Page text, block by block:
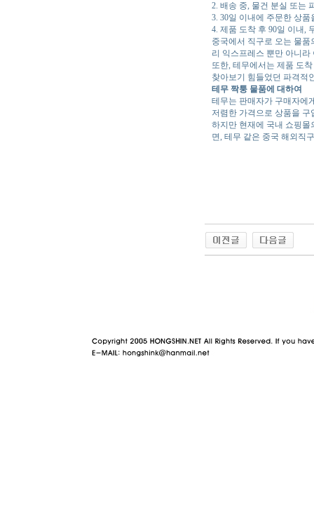
2. 배송 중, 물건 분실 또는
3. 30일 이내에 주문한 상
4. 제품 도착 후 90일 이내,
중국에서 직구로 오는 물
리 익스프레스 뿐만 아니
또한, 테무에서는 제품 도
찾아보기 힘들었던 파격적
테무 짝퉁 물품에 대하여
테무는 판매자가 구매자에
저렴한 가격으로 상품을
하지만 현재에 국내 쇼핑
면, 테무 같은 중국 해외직